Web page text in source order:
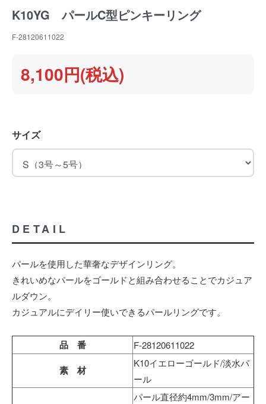
K10YG パールC型ピンキーリング
F-28120611022
8,100円(税込)
サイズ
DETAIL
パールを使用した華奢なデザインリング。
きれいめなパールをゴールドと組み合わせることでカジュア
ルダウン。
カジュアルにデイリー使いできるパールリングです。
品 番 F-28120611022
素 材
K10イエローゴールド/淡水パ
ール
パール直径約4mm/3mm/アー